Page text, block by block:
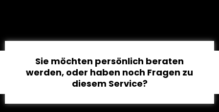
Sie möchten persönlich beraten
werden, oder haben noch Fragen zu
diesem Service?